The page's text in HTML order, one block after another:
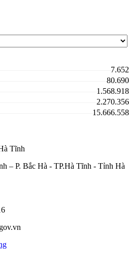
7.652
80.690
1.568.918
2.270.356
15.666.558
Tĩnh
– P. Bắc Hà - TP.Hà Tĩnh - Tỉnh Hà